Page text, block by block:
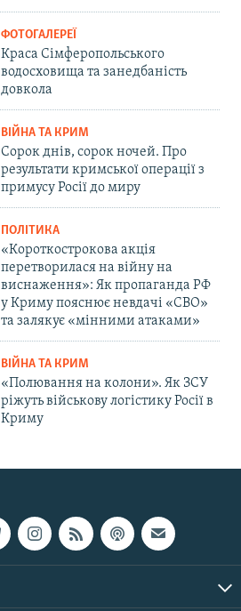
ФОТОГАЛЕРЕЇ
Краса Сімферопольського
водосховища та занедбаність
довкола
ВІЙНА ТА КРИМ
Сорок днів, сорок ночей. Про
результати кримської операції з
примусу Росії до миру
ПОЛІТИКА
«Короткострокова акція
перетворилася на війну на
виснаження»: Як пропаганда РФ
у Криму пояснює невдачі «СВО»
та залякує «мінними атаками»
ВІЙНА ТА КРИМ
«Полювання на колони». Як ЗСУ
ріжуть військову логістику Росії в
Криму